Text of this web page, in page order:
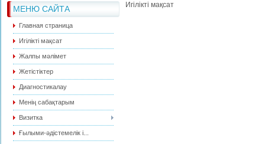
МЕНЮ САЙТА
Главная страница
Игілікті мақсат
Жалпы мәлімет
Жетістіктер
Диагностикалау
Менің сабақтарым
Визитка
Ғылыми-әдістемелік і...
Игілікті мақсат